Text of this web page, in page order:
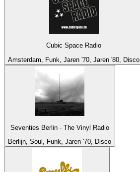
Cubic Space Radio
Amsterdam, Funk, Jaren '70, Jaren '80, Disco
Seventies Berlin - The Vinyl Radio
Berlijn, Soul, Funk, Jaren '70, Disco